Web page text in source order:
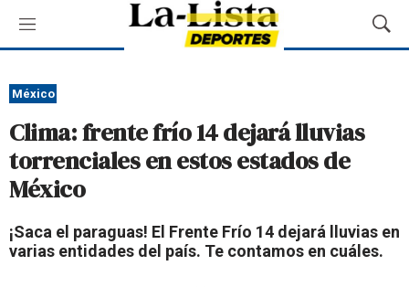
M
e
ú
M
o
q
u
e
México
Clima: frente frío 14 dejará lluvias
torrenciales en estos estados de
México
¡Saca el paraguas! El Frente Frío 14 dejará lluvias en
varias entidades del país. Te contamos en cuáles.